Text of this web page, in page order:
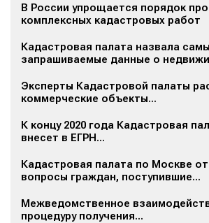
В России упрощается порядок
комплексных кадастровых работ
Кадастровая палата назвала
запрашиваемые данные о
Эксперты Кадастровой палаты
коммерческие объекты...
К концу 2020 года Кадастровая
внесет в ЕГРН...
Кадастровая палата по Москве
вопросы граждан, поступившие...
Межведомственное
процедуру получения...